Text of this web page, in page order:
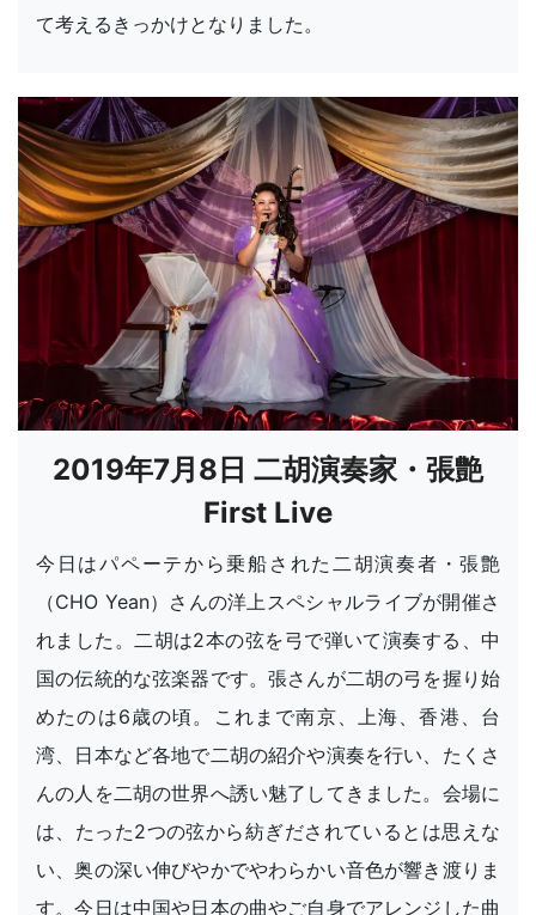
て考えるきっかけとなりました。
2019年7月8日 二胡演奏家・張艶
First Live
今日はパペーテから乗船された二胡演奏者・張艶
（CHO Yean）さんの洋上スペシャルライブが開催さ
れました。二胡は2本の弦を弓で弾いて演奏する、中
国の伝統的な弦楽器です。張さんが二胡の弓を握り始
めたのは6歳の頃。これまで南京、上海、香港、台
湾、日本など各地で二胡の紹介や演奏を行い、たくさ
んの人を二胡の世界へ誘い魅了してきました。会場に
は、たった2つの弦から紡ぎだされているとは思えな
い、奥の深い伸びやかでやわらかい音色が響き渡りま
す。今日は中国や日本の曲やご自身でアレンジした曲